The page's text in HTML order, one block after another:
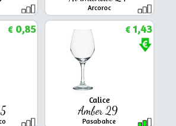
Arcoroc
€0,85
Calice
Amber 29
Pasabahce
€1,43